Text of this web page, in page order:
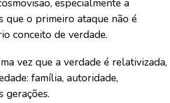
especialmente a
que o primeiro ataque não é
conceito de verdade.
vez que a verdade é relativizada,
família, autoridade,